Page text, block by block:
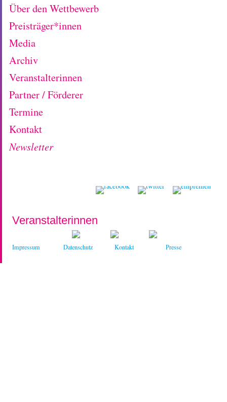
Über den Wettbewerb
Preisträger*innen
Media
Archiv
Veranstalterinnen
Partner / Förderer
Termine
Kontakt
Newsletter
Veranstalterinnen
Impressum Datenschutz Kontakt Presse